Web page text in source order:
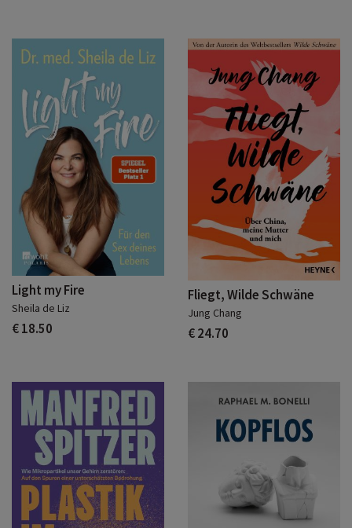
Light my Fire
Sheila de Liz
€ 18.50
Fliegt, Wilde Schwäne
Jung Chang
€ 24.70